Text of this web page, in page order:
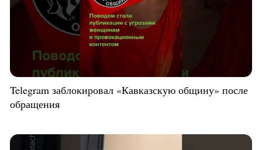
Telegram заблокировал «Кавказскую общину» после
обращения